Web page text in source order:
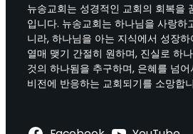
뉴송교회는 성경적인 교회의 회복을
입니다. 뉴송교회는 하나님을 사랑하
니라, 하나님을 아는 지식에서 성장
열매 맺기 간절히 원하며, 진실로 하
것의 하나됨을 추구하며, 은혜를 넘
비전에 반응하는 교회되기를 소망합